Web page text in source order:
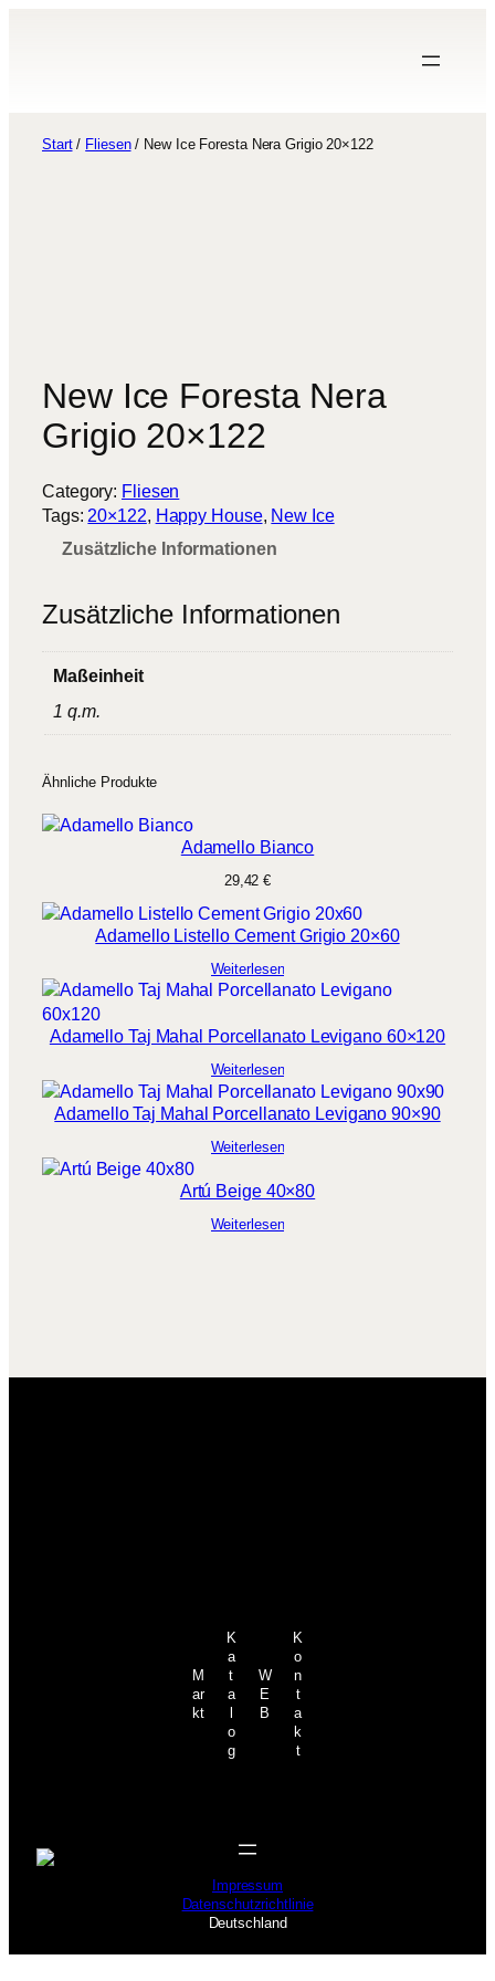
Start/ Fliesen/ New Ice Foresta Nera Grigio 20×122
New Ice Foresta Nera
Grigio 20×122
Category: Fliesen
Tags: 20×122, Happy House, New Ice
Zusätzliche Informationen
Zusätzliche Informationen
Maßeinheit
1 q.m.
Ähnliche Produkte
Adamello Bianco
29,42€
Adamello Listello Cement Grigio 20×60
Weiterlesen
Adamello Taj Mahal Porcellanato Levigano 60×120
Weiterlesen
Adamello Taj Mahal Porcellanato Levigano 90×90
Weiterlesen
Artú Beige 40×80
Weiterlesen
M
ar
kt
K
a
t
a
o
g
W
E
B
K
o
n
t
a
k
t
Impressum
Datenschutzrichtlinie
Deutschland